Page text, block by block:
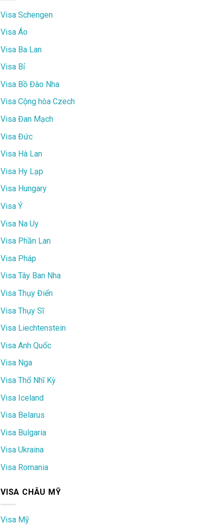
Visa Schengen
Visa Áo
Visa Ba Lan
Visa Bỉ
Visa Bồ Đào Nha
Visa Cộng hòa Czech
Visa Đan Mạch
Visa Đức
Visa Hà Lan
Visa Hy Lạp
Visa Hungary
Visa Ý
Visa Na Uy
Visa Phần Lan
Visa Pháp
Visa Tây Ban Nha
Visa Thụy Điển
Visa Thụy Sĩ
Visa Liechtenstein
Visa Anh Quốc
Visa Nga
Visa Thổ Nhĩ Kỳ
Visa Iceland
Visa Belarus
Visa Bulgaria
Visa Ukraina
Visa Romania
VISA CHÂU MỸ
Visa Mỹ